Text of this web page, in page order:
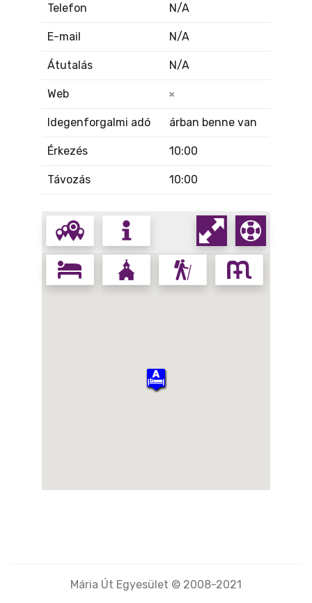
Telefon
N/A
E-mail N/A
Átutalás N/A
Web
Idegenforgalmi adó árban benne van
Érkezés 10:00
Távozás 10:00
Szállás szolgáltatók
Mária Út Egyesület © 2008-2021